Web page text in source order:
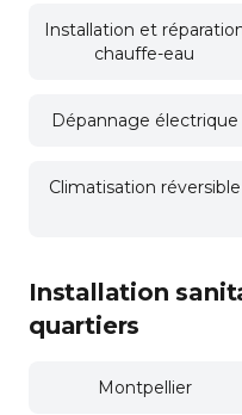
Installation et
chauffe-eau
Dépannage électrique
Climatisation réversible
Installation
quartiers
Montpellier